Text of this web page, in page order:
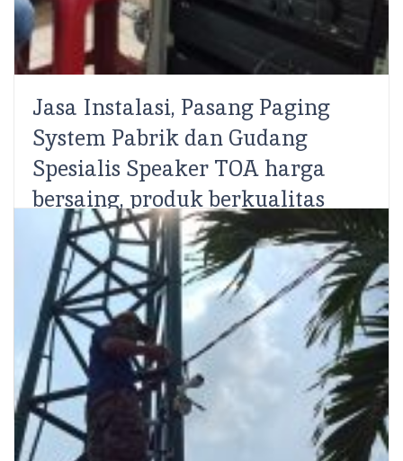
Jasa Instalasi, Pasang Paging
System Pabrik dan Gudang
Spesialis Speaker TOA harga
bersaing, produk berkualitas
Administrator
SCS Electronics – Tata suara pabrik atau biasa
dikenal juga dengan paging system memiliki peranan
yang penting baik pada pabrik berskala besar maupun
pabrik...
Read More